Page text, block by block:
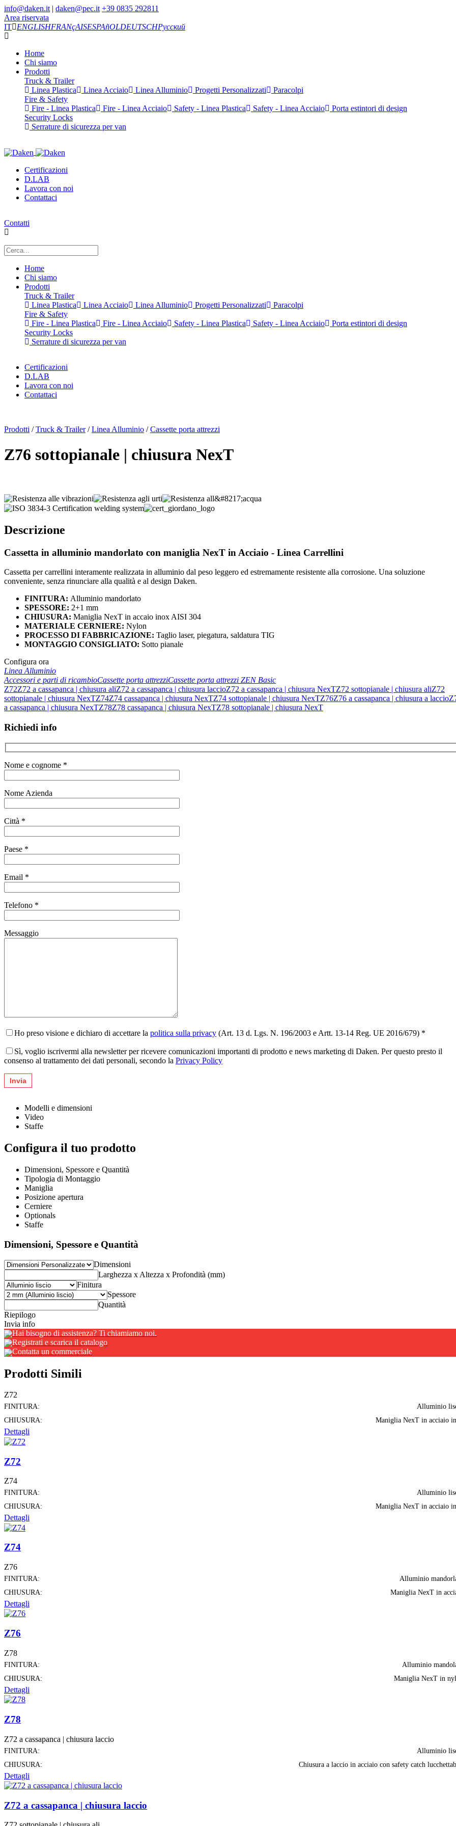
info@daken.it | daken@pec.it +39 0835 292811
Area riservata
IT
ENGLISHFRANçAISESPAñOLDEUTSCHРусский
Home
Chi siamo
Prodotti
Truck & Trailer
Linea Plastica
Linea Acciaio Linea Alluminio Progetti Personalizzati
Paracolpi
Fire & Safety
Fire - Linea Plastica
Fire - Linea Acciaio Safety - Linea Plastica Safety - Linea Acciaio
Porta estintori di design
Security Locks
Serrature di sicurezza per van
Certificazioni
D.LAB
Lavora con noi
Contattaci
Contatti
Home
Chi siamo
Prodotti
Truck & Trailer
Linea Plastica
Linea Acciaio Linea Alluminio Progetti Personalizzati
Paracolpi
Fire & Safety
Fire - Linea Plastica
Fire - Linea Acciaio Safety - Linea Plastica Safety - Linea Acciaio
Porta estintori di design
Security Locks
Serrature di sicurezza per van
Certificazioni
D.LAB
Lavora con noi
Contattaci
Prodotti /Truck & Trailer/Linea Alluminio /Cassette porta attrezzi
Z76 sottopianale | chiusura NexT
Descrizione
Cassetta in alluminio mandorlato con maniglia NexT in Acciaio - Linea Carrellini
Cassetta per carrellini interamente realizzata in alluminio dal peso leggero ed estremamente resistente alla corrosione. Una soluzione
conveniente, senza rinunciare alla qualità e al design Daken.
FINITURA: Alluminio mandorlato
SPESSORE: 2+1 mm
CHIUSURA: Maniglia NexT in accaio inox AISI 304
MATERIALE CERNIERE: Nylon
PROCESSO DI FABBRICAZIONE: Taglio laser, piegatura, saldatura TIG
MONTAGGIO CONSIGLIATO: Sotto pianale
Configura ora
Linea Alluminio
Accessori e parti di ricambioCassette porta attrezziCassette porta attrezzi ZEN Basic
Z72Z72 a cassapanca | chiusura aliZ72 a cassapanca | chiusura laccioZ72 a cassapanca | chiusura NexTZ72 sottopianale | chiusura aliZ72
sottopianale | chiusura NexTZ74Z74 cassapanca | chiusura NexTZ74 sottopianale | chiusura NexTZ76Z76 a cassapanca | chiusura a laccio
a cassapanca | chiusura NexTZ78Z78 cassapanca | chiusura NexTZ78 sottopianale | chiusura NexT
Richiedi info
Nome e cognome *
Nome Azienda
Città *
Paese *
Email *
Telefono *
Messaggio
Ho preso visione e dichiaro di accettare la politica sulla privacy (Art. 13 d. Lgs. N. 196/2003 e Artt. 13-14 Reg. UE 2016/679) *
Sì, voglio iscrivermi alla newsletter per ricevere comunicazioni importanti di prodotto e news marketing di Daken. Per questo presto il
consenso al trattamento dei dati personali, secondo la Privacy Policy
Modelli e dimensioni
Video
Staffe
Configura il tuo prodotto
Dimensioni, Spessore e Quantità
Tipologia di Montaggio
Maniglia
Posizione apertura
Cerniere
Optionals
Staffe
Dimensioni, Spessore e Quantità
Dimensioni
Larghezza x Altezza x Profondità (mm)
Finitura
Spessore
Quantità
Riepilogo
Invia info
Hai bisogno di assistenza? Ti chiamiamo noi.
Registrati e scarica il catalogo
Contatta un commerciale
Prodotti Simili
Z72
FINITURA:
Alluminio
CHIUSURA:
Maniglia NexT in acciaio
Dettagli
Z72
Z74
FINITURA:
Alluminio
CHIUSURA:
Maniglia NexT in acciaio
Dettagli
Z74
Z76
FINITURA:
Alluminio
CHIUSURA:
Maniglia NexT in
Dettagli
Z76
Z78
FINITURA:
Alluminio
CHIUSURA:
Maniglia NexT in
Dettagli
Z78
Z72 a cassapanca | chiusura laccio
FINITURA:
Alluminio
CHIUSURA:
Chiusura a laccio in acciaio con safety catch
Dettagli
Z72 a cassapanca | chiusura laccio